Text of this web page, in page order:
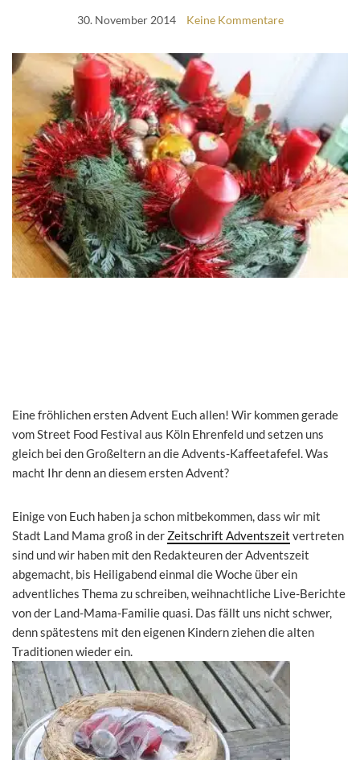
30. November 2014 Keine Kommentare
Eine fröhlichen ersten Advent Euch allen! Wir kommen gerade
vom Street Food Festival aus Köln Ehrenfeld und setzen uns
gleich bei den Großeltern an die Advents-Kaffeetafefel. Was
macht Ihr denn an diesem ersten Advent?
Einige von Euch haben ja schon mitbekommen, dass wir mit
Stadt Land Mama groß in der Zeitschrift Adventszeit vertreten
sind und wir haben mit den Redakteuren der Adventszeit
abgemacht, bis Heiligabend einmal die Woche über ein
adventliches Thema zu schreiben, weihnachtliche Live-Berichte
von der Land-Mama-Familie quasi. Das fällt uns nicht schwer,
denn spätestens mit den eigenen Kindern ziehen die alten
Traditionen wieder ein.